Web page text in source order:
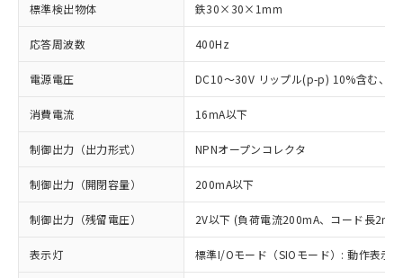
標準検出物体 鉄30×30×1mm
応答周波数 400Hz
電源電圧 DC10～30V リップル(p-p) 10%含む、
消費電流 16mA以下
制御出力（出力形式） NPNオープンコレクタ
制御出力（開閉容量） 200mA以下
制御出力（残留電圧） 2V以下 (負荷電流200mA、コード長2m
表示灯 標準I/Oモード（SIOモード）: 動作表示